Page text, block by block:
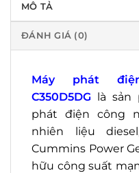
MÔ TẢ
ĐÁNH GIÁ (0)
Máy phát
C350D5DG là sản
phát điện công
nhiên liệu
Cummins Power
hữu công suất